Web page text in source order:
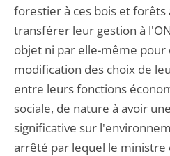
forestier à ces bois et
transférer leur gestion à
objet ni par elle-même
modification des choix de
entre leurs fonctions
sociale, de nature à avoir
significative sur
arrêté par lequel le ministre